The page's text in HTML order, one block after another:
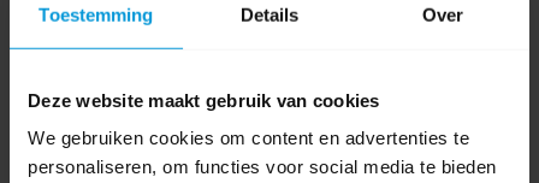
Toestemming Details Over
Deze website maakt gebruik van cookies
We gebruiken cookies om content en advertenties te
personaliseren, om functies voor social media te bieden